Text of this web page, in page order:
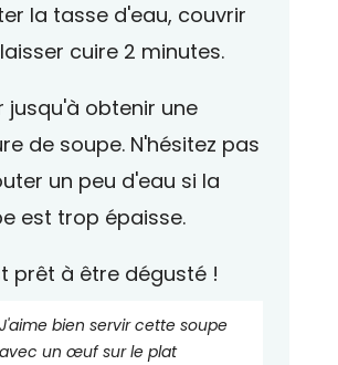
la tasse d'eau, couvrir
cuire 2 minutes.
jusqu'à obtenir une
de soupe. N'hésitez pas
un peu d'eau si la
est trop épaisse.
prêt à être dégusté !
J'aime bien servir cette soupe
avec un œuf sur le plat